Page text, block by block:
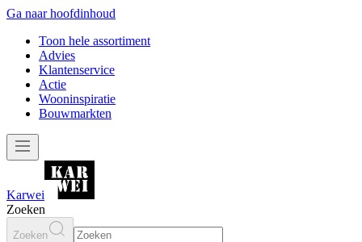
Ga naar hoofdinhoud
Toon hele assortiment
Advies
Klantenservice
Actie
Wooninspiratie
Bouwmarkten
Karwei
Zoeken
Zoeken